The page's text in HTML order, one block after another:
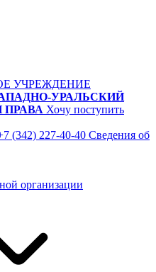
УЧРЕЖДЕНИЕ
УРАЛЬСКИЙ
Хочу поступить
(342) 227-40-40 Сведения об
организации